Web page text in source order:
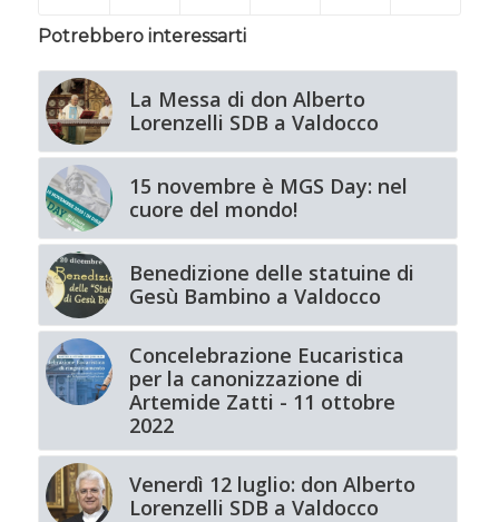
Potrebbero interessarti
La Messa di don Alberto
Lorenzelli SDB a Valdocco
15 novembre è MGS Day: nel
cuore del mondo!
Benedizione delle statuine di
Gesù Bambino a Valdocco
Concelebrazione Eucaristica
per la canonizzazione di
Artemide Zatti - 11 ottobre
2022
Venerdì 12 luglio: don Alberto
Lorenzelli SDB a Valdocco